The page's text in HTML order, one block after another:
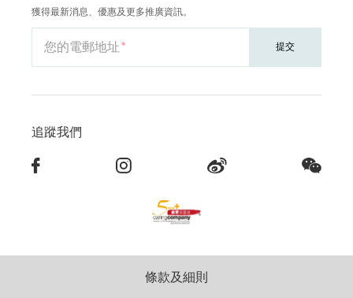
獲得最新消息、優惠及更多推廣資訊。
您的電郵地址 提交
追蹤我們
條款及細則